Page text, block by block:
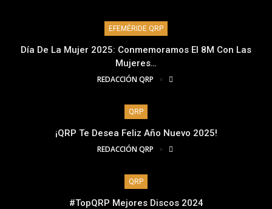
EFEMÉRIDE QRP
Día De La Mujer 2025: Conmemoramos El 8M Con Las
Mujeres…
REDACCIÓN QRP
QRP
¡QRP Te Desea Feliz Año Nuevo 2025!
REDACCIÓN QRP
QRP
#TopQRP Mejores Discos 2024